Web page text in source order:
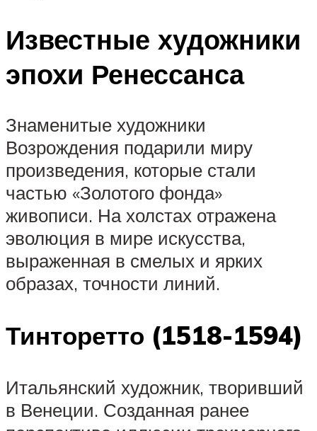
Известные художники
эпохи Ренессанса
Знаменитые художники
Возрождения подарили миру
произведения, которые стали
частью «Золотого фонда»
живописи. На холстах отражена
эволюция в мире искусства,
выраженная в смелых и ярких
образах, точности линий.
Тинторетто (1518-1594)
Итальянский художник, творивший
в Венеции. Созданная ранее